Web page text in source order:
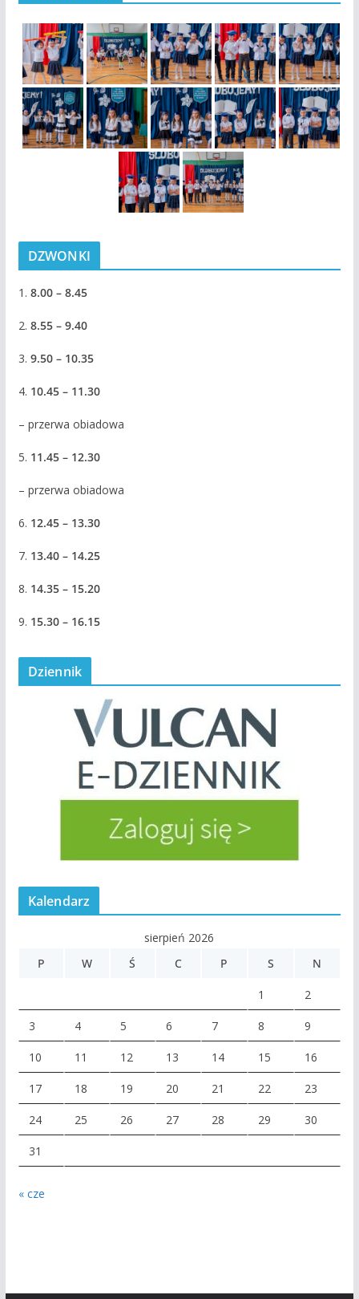
DZWONKI
1. 8.00 – 8.45
2. 8.55 – 9.40
3. 9.50 – 10.35
4. 10.45 – 11.30
– przerwa obiadowa
5. 11.45 – 12.30
– przerwa obiadowa
6. 12.45 – 13.30
7. 13.40 – 14.25
8. 14.35 – 15.20
9. 15.30 – 16.15
Dziennik
Kalendarz
sierpień 2026
P
W Ś C P S N
1 2
3 4 5 6 7 8 9
10 11 12 13 14 15 16
17 18 19 20 21 22 23
24 25 26 27 28 29 30
31
« cze